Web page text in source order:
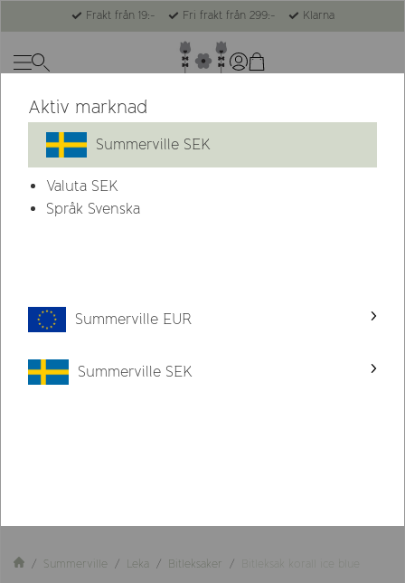
Frakt från 19:- Fri frakt från 299:- Klarna
Summerville Leka Bitleksaker
Aktiv marknad
Summerville SEK
Valuta SEK
Språk Svenska
Summerville EUR
Summerville SEK